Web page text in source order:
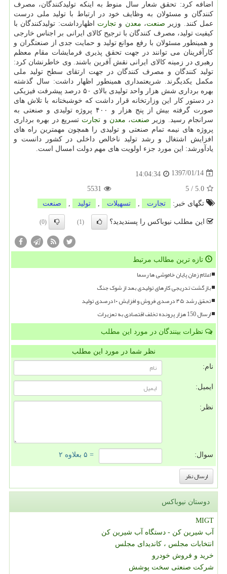
اضافه كرد: تحقق شعار سال منوط به اینكه تولیدكنندگان، مصرف
كنندگان و مسئولان به وظایف خود در ارتباط با تولید ملی درست
عمل كنند. وزیر صنعت، معدن و تجارت اظهارداشت: تولیدكنندگان با
كیفیت تولید، مصرف كنندگان با ترجیح كالای ایرانی بر اجناس خارجی
و همینطور مسئولان با رفع موانع تولید و حمایت جدی از صنعتگران و
كارآفرینان می توانند در جهت تحقق پذیری فرمایشات مقام معظم
رهبری در زمینه كالای ایرانی نقش آفرین باشند. وی خاطرنشان كرد:
تولید كنندگان و مصرف كنندگان در جهت ارتقای سطح تولید ملی
مكمل یكدیگرند. شریعتمداری همینطور اظهار داشت: سال گذشته
بهره برداری شش هزار واحد تولیدی بالای ۵۰ درصد پیشرفت فیزیكی
در دستور كار این وزارتخانه قرار داشت كه خوشبختانه با تلاش های
صورت گرفته بیش از پنج هزار و ۴۰۰ پروژه تولیدی و صنعتی به
سرانجام رسید. وزیر صنعت، معدن و تجارت تسریع در بهره برداری
پروژه های نیمه تمام صنعتی و تولیدی را همچون مهمترین راه های
افزایش اشتغال و رشد تولید ناخالص داخلی در كشور دانست و
یادآورشد: این مورد جزء اولویت های مهم دولت امسال است.
1397/01/14
14:04:34
5.0
/
5
5531
تگهای خبر:
تجارت تسهیلات تولید صنعت
این مطلب نیوباکس را پسندیدید؟ (1)
(0)
تازه ترین مطالب مرتبط
اعلام زمان پایان خاموشی ها رسما
بازگشت تدریجی کارهای تولیدی بعد از شوک جنگ
تحقق رشد ۴۵ درصدی فروش و افزایش ۱۰ درصدی تولید
ارسال 150 هزار پرونده تخلف اقتصادی به تعزیرات
نظرات بینندگان در مورد این مطلب
نظر شما در مورد این مطلب
نام:
ایمیل:
نظر:
سوال: = ۵ بعلاوه ۲
دوستان نیوباکس
MIGT
آب شیرین کن - دستگاه آب شیرین کن
انتخابات مجلس ، کاندیدای مجلس
خرید و فروش خودرو
شرکت صنعتی سخت پوشش